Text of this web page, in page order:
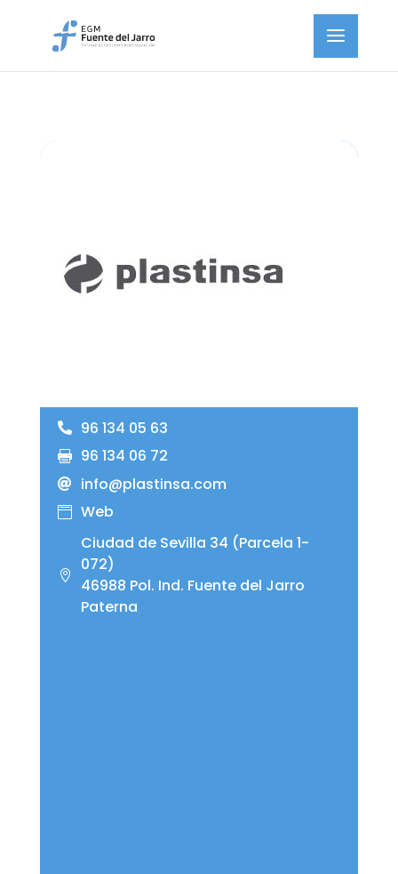
96 134 05 63
96 134 06 72
info@plastinsa.com
Web
Ciudad de Sevilla 34 (Parcela 1-
072)
46988 Pol. Ind. Fuente del Jarro
Paterna